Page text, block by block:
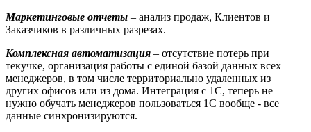
Маркетинговые отчеты – анализ продаж, Клиентов и
Заказчиков в различных разрезах.
Комплексная автоматизация – отсутствие потерь при
текучке, организация работы с единой базой данных всех
менеджеров, в том числе территориально удаленных из
других офисов или из дома. Интеграция с 1С, теперь не
нужно обучать менеджеров пользоваться 1С вообще - все
данные синхронизируются.